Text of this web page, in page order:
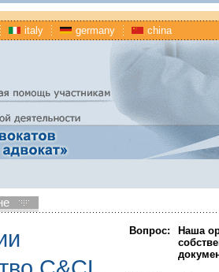
italy germany china
Вопрос:
Наша